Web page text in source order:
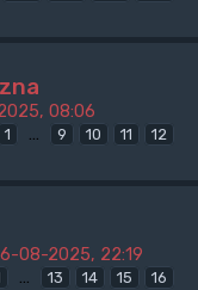
08:06
1 … 9 10 11 12
08-2025, 22:19
… 13 14 15 16